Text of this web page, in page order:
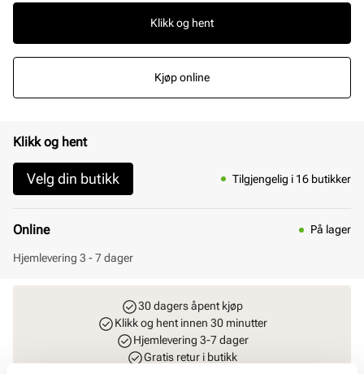
Klikk og hent
Kjøp online
Klikk og hent
Velg din butikk Tilgjengelig i 16 butikker
Online På lager
Hjemlevering 3 - 7 dager
30 dagers åpent kjøp
Klikk og hent innen 30 minutter
Hjemlevering 3-7 dager
Gratis retur i butikk